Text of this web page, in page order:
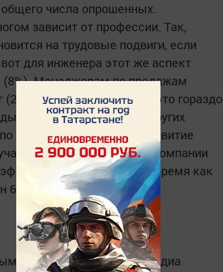
числа опрошенных.
зависит от профессии. Так,
на трудовые подвиги, если
для инженера этот же аспект
(8%). Менеджерам по продажам
а для оператора ПК - это гораздо
чаще представителей других
продажам) болеют за развитие
повышение прибыли компании
работы. В то время как
в Telegram-каналеТатмедиа